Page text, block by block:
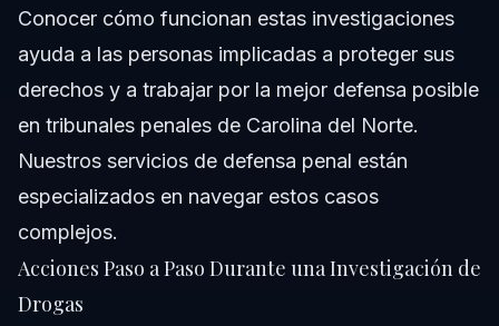
Conocer cómo funcionan estas investigaciones
ayuda a las personas implicadas a proteger sus
derechos y a trabajar por la mejor defensa posible
en tribunales penales de Carolina del Norte.
Nuestros servicios de defensa penal están
especializados en navegar estos casos
complejos.
Acciones Paso a Paso Durante una Investigación de
Drogas